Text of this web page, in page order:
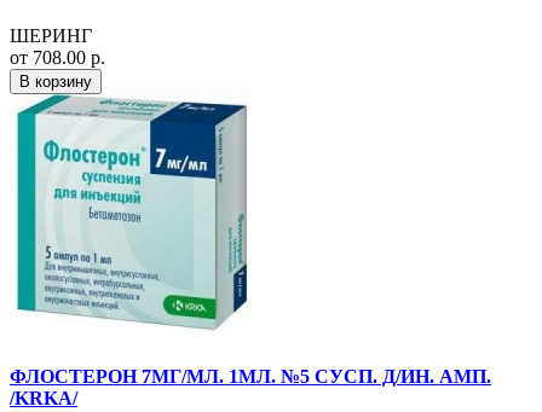
ШЕРИНГ
от 708.00 р.
В корзину
ФЛОСТЕРОН 7МГ/МЛ. 1МЛ. №5 СУСП. Д/ИН. АМП.
/KRKA/